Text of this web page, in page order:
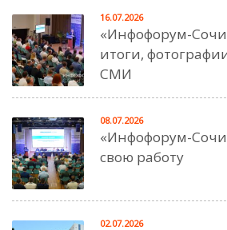
«Инфофорум-
итоги,
СМИ
16.07.2026
«Инфофорум-
свою работу
08.07.2026
02.07.2026